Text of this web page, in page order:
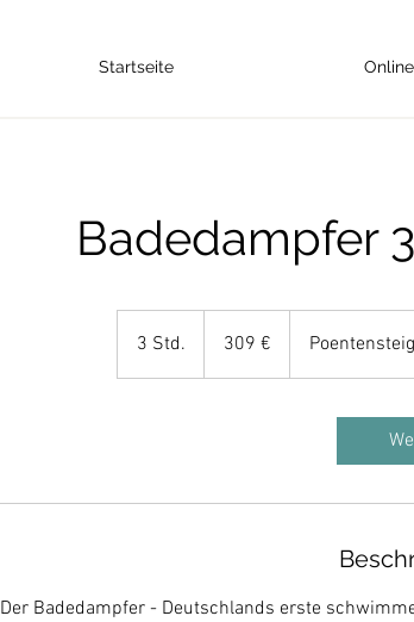
Startseite
Badedampfer
3 Std.
S
309 €
Der Badedampfer - Deutschlands erste